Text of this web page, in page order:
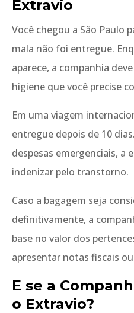
Extravio
Você chegou a São Paulo
mala não foi entregue.
aparece, a companhia
higiene que você precise
Em uma viagem
entregue depois de 10
despesas emergenciais, a
indenizar pelo transtorno.
Caso a bagagem seja
definitivamente, a
base no valor dos
apresentar notas fiscais
E se a
o Extravio?